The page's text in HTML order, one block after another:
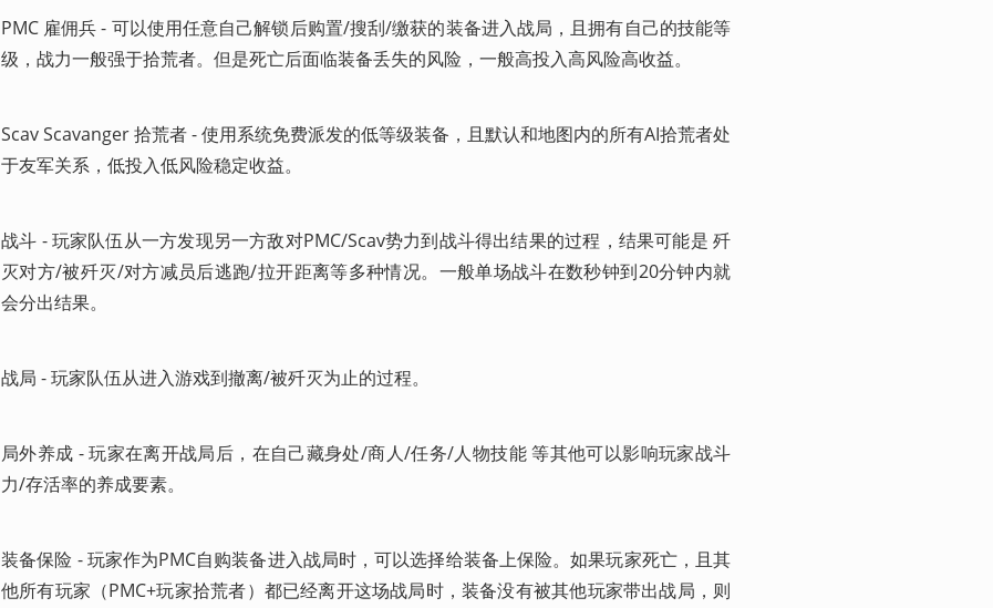
PMC 雇佣兵 - 可以使用任意自己解锁后购置/搜刮/缴获的装备进入战局，且拥有自己的技能等
级，战力一般强于拾荒者。但是死亡后面临装备丢失的风险，一般高投入高风险高收益。
Scav Scavanger 拾荒者 - 使用系统免费派发的低等级装备，且默认和地图内的所有AI拾荒者处
于友军关系，低投入低风险稳定收益。
战斗 - 玩家队伍从一方发现另一方敌对PMC/Scav势力到战斗得出结果的过程，结果可能是 歼
灭对方/被歼灭/对方减员后逃跑/拉开距离等多种情况。一般单场战斗在数秒钟到20分钟内就
会分出结果。
战局 - 玩家队伍从进入游戏到撤离/被歼灭为止的过程。
局外养成 - 玩家在离开战局后，在自己藏身处/商人/任务/人物技能 等其他可以影响玩家战斗
力/存活率的养成要素。
装备保险 - 玩家作为PMC自购装备进入战局时，可以选择给装备上保险。如果玩家死亡，且其
他所有玩家（PMC+玩家拾荒者）都已经离开这场战局时，装备没有被其他玩家带出战局，则